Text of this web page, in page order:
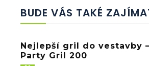
BUDE VÁS TAKÉ
Nejlepší gril do vestavby
Party Gril 200